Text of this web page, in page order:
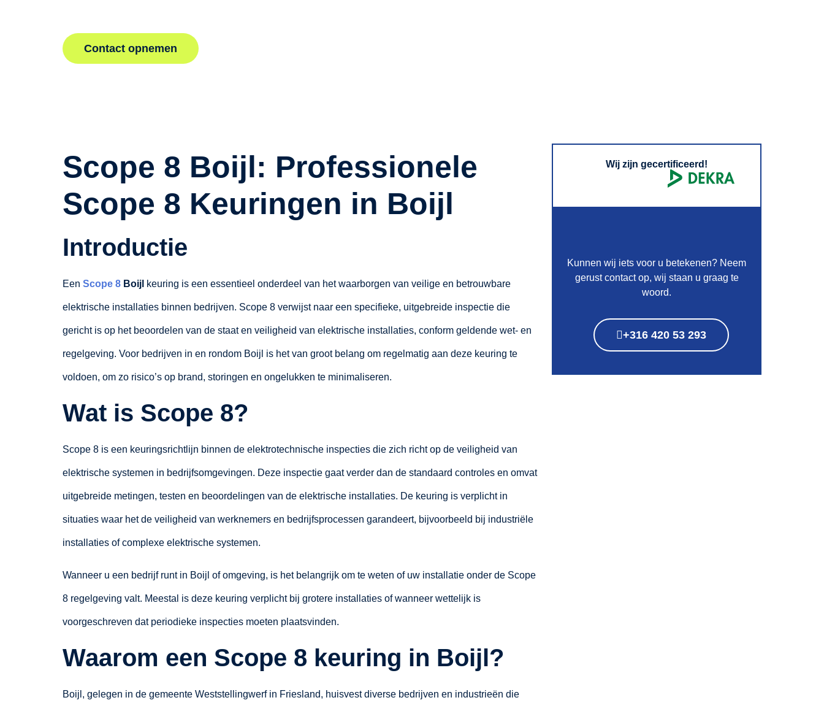
Contact opnemen
Scope 8 Boijl: Professionele
Scope 8 Keuringen in Boijl
Introductie
Een Scope 8 Boijl keuring is een essentieel onderdeel van het waarborgen van veilige en betrouwbare
elektrische installaties binnen bedrijven. Scope 8 verwijst naar een specifieke, uitgebreide inspectie die
gericht is op het beoordelen van de staat en veiligheid van elektrische installaties, conform geldende wet- en
regelgeving. Voor bedrijven in en rondom Boijl is het van groot belang om regelmatig aan deze keuring te
voldoen, om zo risico’s op brand, storingen en ongelukken te minimaliseren.
Wat is Scope 8?
Scope 8 is een keuringsrichtlijn binnen de elektrotechnische inspecties die zich richt op de veiligheid van
elektrische systemen in bedrijfsomgevingen. Deze inspectie gaat verder dan de standaard controles en omvat
uitgebreide metingen, testen en beoordelingen van de elektrische installaties. De keuring is verplicht in
situaties waar het de veiligheid van werknemers en bedrijfsprocessen garandeert, bijvoorbeeld bij industriële
installaties of complexe elektrische systemen.
Wanneer u een bedrijf runt in Boijl of omgeving, is het belangrijk om te weten of uw installatie onder de Scope
8 regelgeving valt. Meestal is deze keuring verplicht bij grotere installaties of wanneer wettelijk is
voorgeschreven dat periodieke inspecties moeten plaatsvinden.
Waarom een Scope 8 keuring in Boijl?
Boijl, gelegen in de gemeente Weststellingwerf in Friesland, huisvest diverse bedrijven en industrieën die
Wij zijn gecertificeerd!
Kunnen wij iets voor u betekenen? Neem
gerust contact op, wij staan u graag te
woord.
+316 420 53 293